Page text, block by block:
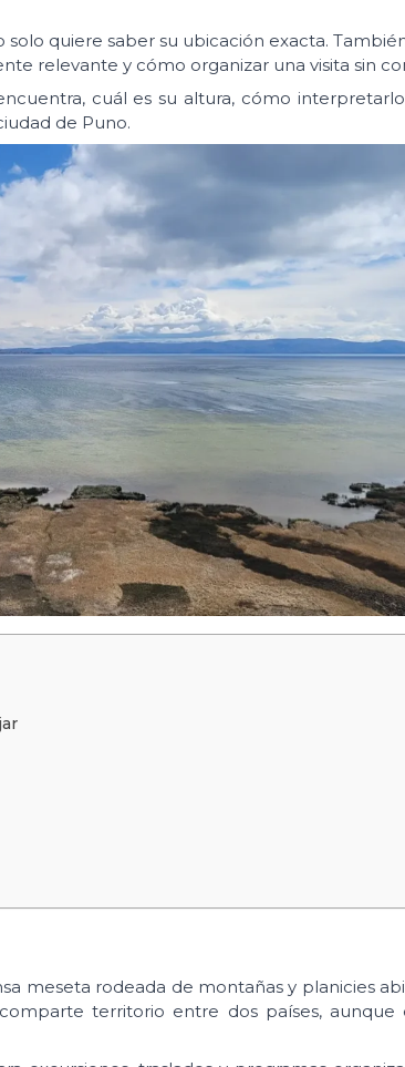
quiere saber su ubicación exacta.
relevante y cómo organizar una visita sin
cuál es su altura, cómo
de Puno.
meseta rodeada de montañas y planicies
territorio entre dos países, aunque